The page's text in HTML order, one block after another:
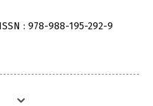
: 978-988-195-292-9